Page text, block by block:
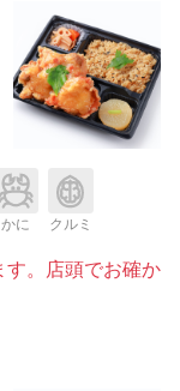
かに クルミ
。店頭でお確か